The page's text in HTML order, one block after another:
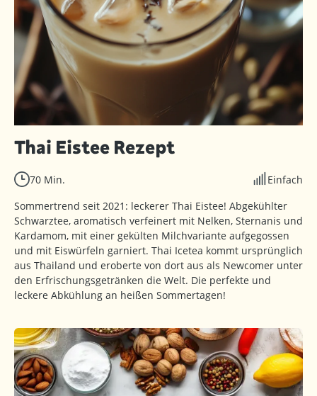
Thai Eistee Rezept
70 Min.
Einfach
Sommertrend seit 2021: leckerer Thai Eistee! Abgekühlter
Schwarztee, aromatisch verfeinert mit Nelken, Sternanis und
Kardamom, mit einer gekülten Milchvariante aufgegossen
und mit Eiswürfeln garniert. Thai Icetea kommt ursprünglich
aus Thailand und eroberte von dort aus als Newcomer unter
den Erfrischungsgetränken die Welt. Die perfekte und
leckere Abkühlung an heißen Sommertagen!